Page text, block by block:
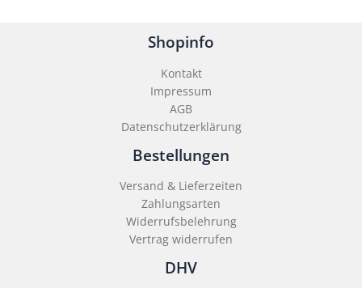
Shopinfo
Kontakt
Impressum
AGB
Datenschutzerklärung
Bestellungen
Versand & Lieferzeiten
Zahlungsarten
Widerrufsbelehrung
Vertrag widerrufen
DHV